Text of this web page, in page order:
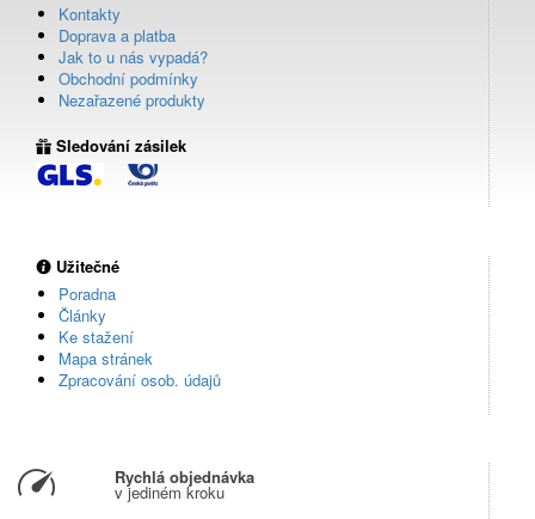
Kontakty
Doprava a platba
Jak to u nás vypadá?
Obchodní podmínky
Nezařazené produkty
Sledování zásilek
Užitečné
Poradna
Články
Ke stažení
Mapa stránek
Zpracování osob. údajů
Rychlá objednávka
v jediném kroku